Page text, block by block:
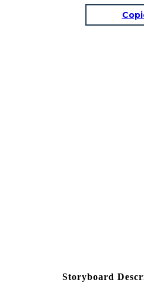
Storyboard